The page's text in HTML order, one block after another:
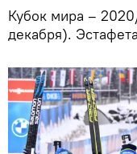
Кубок мира –
декабря).